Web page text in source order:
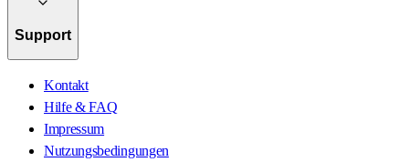
Support
Kontakt
Hilfe & FAQ
Impressum
Nutzungsbedingungen